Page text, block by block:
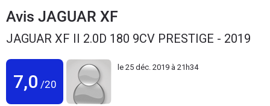
Essais
Guide
Electriques
Avis JAGUAR XF
JAGUAR XF II 2.0D 180 9CV PRESTIGE - 2019
7,0 /20
le 25 déc. 2019 à 21h34